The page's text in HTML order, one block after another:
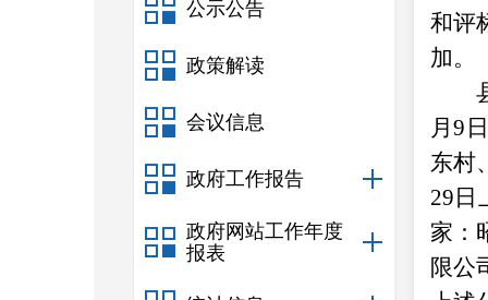
公示公告
政策解读
会议信息
政府工作报告
政府网站工作年度
报表
和评
加。
月9
东村
29日
家：
限公